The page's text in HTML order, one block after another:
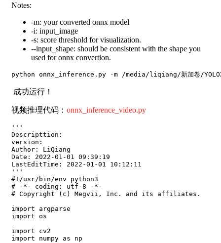
Notes:
-m: your converted onnx model
-i: input_image
-s: score threshold for visualization.
--input_shape: should be consistent with the shape you
used for onnx convertion.
成功运行！
视频推理代码： onnx_inference_video.py
'''
Descripttion:
version:
Author: LiQiang
Date: 2022-01-01 09:39:19
LastEditTime: 2022-01-01 10:12:11
'''
#!/usr/bin/env python3
# -*- coding: utf-8 -*-
# Copyright (c) Megvii, Inc. and its affiliates.
import argparse
import os
import cv2
import numpy as np